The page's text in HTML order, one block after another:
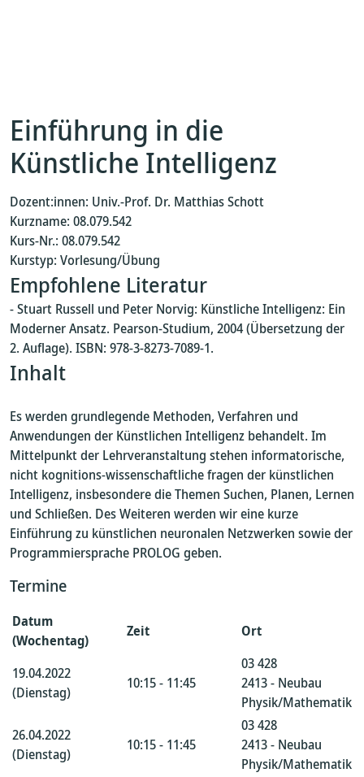
Einführung in die
Künstliche Intelligenz
Dozent:innen: Univ.-Prof. Dr. Matthias Schott
Kurzname: 08.079.542
Kurs-Nr.: 08.079.542
Kurstyp: Vorlesung/Übung
Empfohlene Literatur
- Stu­art Rus­sell und Peter Norvig: Künstliche In­tel­li­genz: Ein
Mod­ern­er Ansatz. Pear­son-Studi­um, 2004 (Überset­zung der
2. Auflage). ISBN: 978-3-8273-7089-1.
Inhalt
Es werden grundlegende Methoden, Verfahren und
Anwendungen der Künstlichen Intelligenz behandelt. Im
Mittelpunkt der Lehrveranstaltung stehen informatorische,
nicht kognitions-wissenschaftliche fragen der künstlichen
Intelligenz, insbesondere die Themen Suchen, Pla­nen, Ler­nen
und Schließen. Des Weiteren werden wir eine kurze
Einführung zu künstlichen neuronalen Netzwerken sowie der
Programmiersprache PROLOG geben.
Termine
Datum
(Wochentag)
Zeit Ort
19.04.2022
(Dienstag)
10:15 - 11:45
03 428
2413 - Neubau
Physik/Mathematik
26.04.2022
(Dienstag)
10:15 - 11:45
03 428
2413 - Neubau
Physik/Mathematik